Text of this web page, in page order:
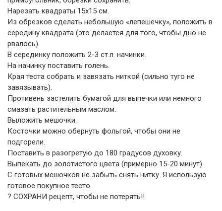
Нарезать квадраты 15х15 см.
Из обрезков сделать небольшую «лепешечку», положить в
середину квадрата (это делается для того, чтобы дно не
рвалось).
В серединку положить 2-3 ст.л. начинки.
На начинку поставить голень.
Края теста собрать и завязать ниткой (сильно туго не
завязывать).
Противень застелить бумагой для выпечки или немного
смазать растительным маслом.
Выложить мешочки.
Косточки можно обернуть фольгой, чтобы они не
подгорели.
Поставить в разогретую до 180 градусов духовку.
Выпекать до золотистого цвета (примерно 15-20 минут).
С готовых мешочков не забыть снять нитку. Я использую
готовое покупное тесто.
? СОХРАНИ рецепт, чтобы не потерять!!